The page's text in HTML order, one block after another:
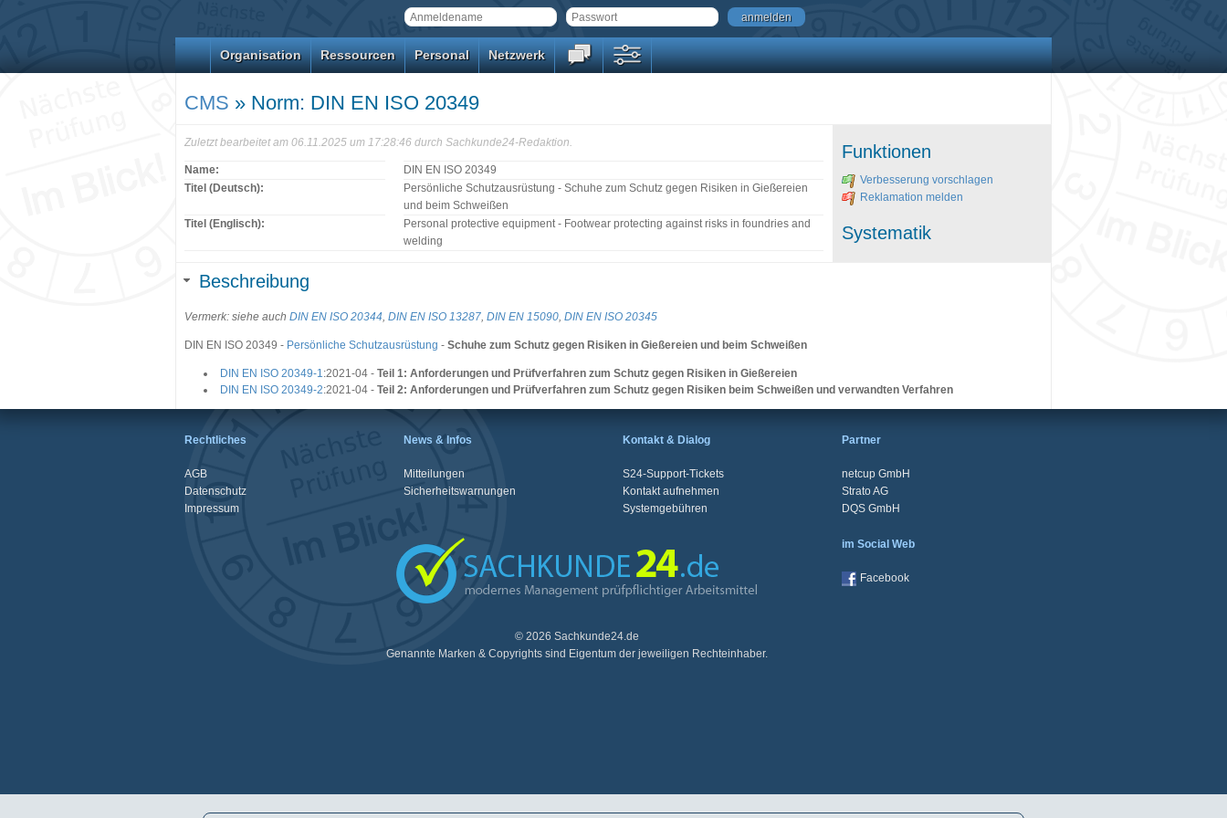
anmelden
Organisation Ressourcen Personal Netzwerk
CMS » Norm: DIN EN ISO 20349
Zuletzt bearbeitet am 06.11.2025 um 17:28:46 durch Sachkunde24-Redaktion.
Name:
DIN EN ISO 20349
Titel (Deutsch):
Persönliche Schutzausrüstung - Schuhe zum Schutz gegen Risiken in Gießereien
und beim Schweißen
Titel (Englisch):
Personal protective equipment - Footwear protecting against risks in foundries and
welding
Funktionen
Verbesserung vorschlagen
Reklamation melden
Systematik
Beschreibung
Vermerk: siehe auch DIN EN ISO 20344, DIN EN ISO 13287, DIN EN 15090, DIN EN ISO 20345
DIN EN ISO 20349 - Persönliche Schutzausrüstung - Schuhe zum Schutz gegen Risiken in Gießereien und beim Schweißen
DIN EN ISO 20349-1:2021-04 - Teil 1: Anforderungen und Prüfverfahren zum Schutz gegen Risiken in Gießereien
DIN EN ISO 20349-2:2021-04 - Teil 2: Anforderungen und Prüfverfahren zum Schutz gegen Risiken beim Schweißen und verwandten Verfahren
Rechtliches
AGB
Datenschutz
Impressum
News & Infos
Mitteilungen
Sicherheitswarnungen
Kontakt & Dialog
S24-Support-Tickets
Kontakt aufnehmen
Systemgebühren
Partner
netcup GmbH
Strato AG
DQS GmbH
© 2026 Sachkunde24.de
Genannte Marken & Copyrights sind Eigentum der jeweiligen Rechteinhaber.
im Social Web
Facebook